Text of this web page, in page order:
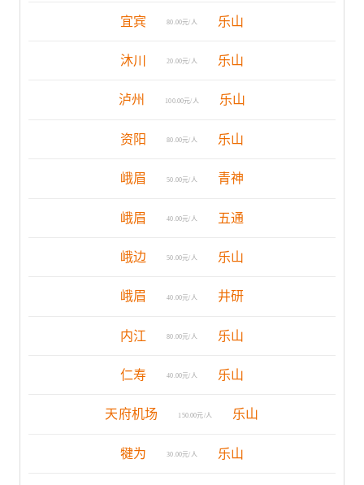
宜宾 80.00元/人 乐山
沐川 20.00元/人 乐山
泸州 100.00元/人 乐山
资阳 80.00元/人 乐山
峨眉 50.00元/人 青神
峨眉 40.00元/人 五通
峨边 50.00元/人 乐山
峨眉 40.00元/人 井研
内江 80.00元/人 乐山
仁寿 40.00元/人 乐山
天府机场 150.00元/人 乐山
犍为 30.00元/人 乐山